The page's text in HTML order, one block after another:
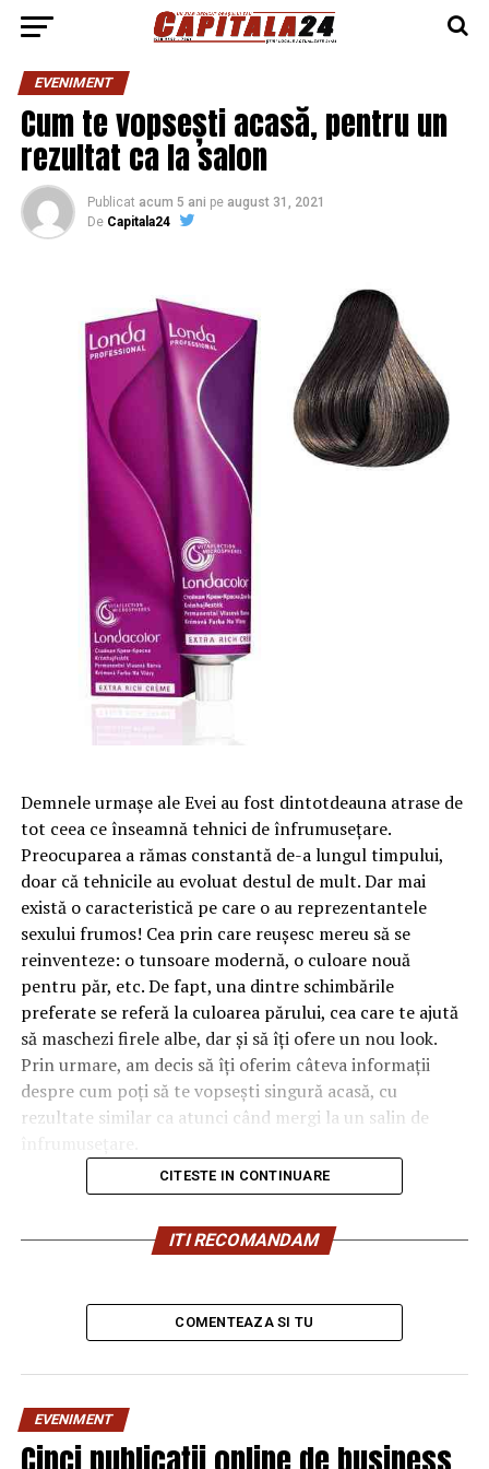
EVENIMENT
Cum te vopsești acasă, pentru un
rezultat ca la salon
Publicat acum 5 ani pe august 31, 2021
De Capitala24
Demnele urmașe ale Evei au fost dintotdeauna atrase de
tot ceea ce înseamnă tehnici de înfrumusețare.
Preocuparea a rămas constantă de-a lungul timpului,
doar că tehnicile au evoluat destul de mult. Dar mai
există o caracteristică pe care o au reprezentantele
sexului frumos! Cea prin care reușesc mereu să se
reinventeze: o tunsoare modernă, o culoare nouă
pentru păr, etc. De fapt, una dintre schimbările
preferate se referă la culoarea părului, cea care te ajută
să maschezi firele albe, dar și să îți ofere un nou look.
Prin urmare, am decis să îți oferim câteva informații
despre cum poți să te vopsești singură acasă, cu
rezultate similar ca atunci când mergi la un salin de
CITESTE IN CONTINUARE
ITI RECOMANDAM
COMENTEAZA SI TU
EVENIMENT